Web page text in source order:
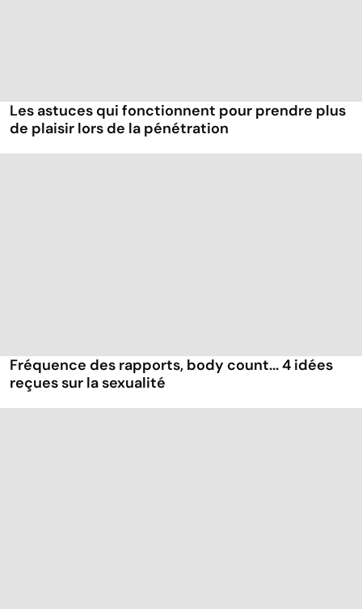
Les astuces qui fonctionnent pour prendre plus
de plaisir lors de la pénétration
Fréquence des rapports, body count... 4 idées
reçues sur la sexualité